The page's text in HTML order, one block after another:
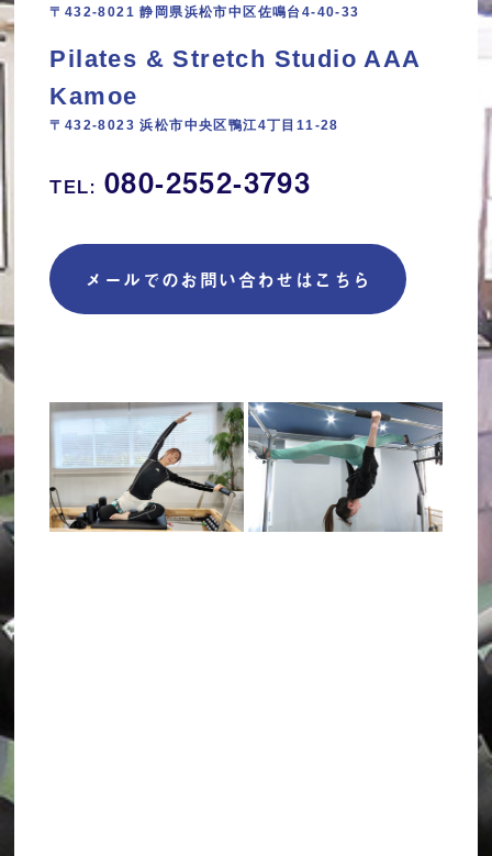
〒432-8021 静岡県浜松市中区佐鳴台4-40-33
Pilates & Stretch Studio AAA
Kamoe
〒432-8023 浜松市中央区鴨江4丁目11‐28
TEL: 080-2552-3793
メールでのお問い合わせはこちら